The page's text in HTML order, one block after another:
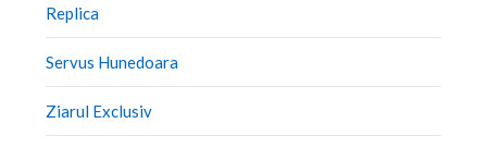
Replica
Servus Hunedoara
Ziarul Exclusiv